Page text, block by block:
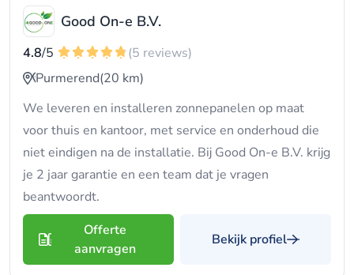
Good On-e B.V.
4.8/5
(5 reviews)
Purmerend(20 km)
We leveren en installeren zonnepanelen op maat
voor thuis en kantoor, met service en onderhoud die
niet eindigen na de installatie. Bij Good On-e B.V. krijg
je 2 jaar garantie en een team dat je vragen
beantwoordt.
Offerte
aanvragen
Bekijk profiel